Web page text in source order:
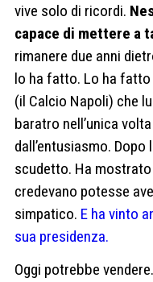
vive solo di ricordi.
capace di mettere a
rimanere due anni
lo ha fatto. Lo ha
(il Calcio Napoli) che
baratro nell’unica
dall’entusiasmo.
scudetto. Ha
credevano potesse
simpatico. E ha vinto
sua presidenza.
Oggi potrebbe